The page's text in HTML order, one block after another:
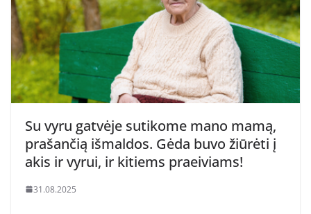
Su vyru gatvėje sutikome mano mamą,
prašančią išmaldos. Gėda buvo žiūrėti į
akis ir vyrui, ir kitiems praeiviams!
31.08.2025